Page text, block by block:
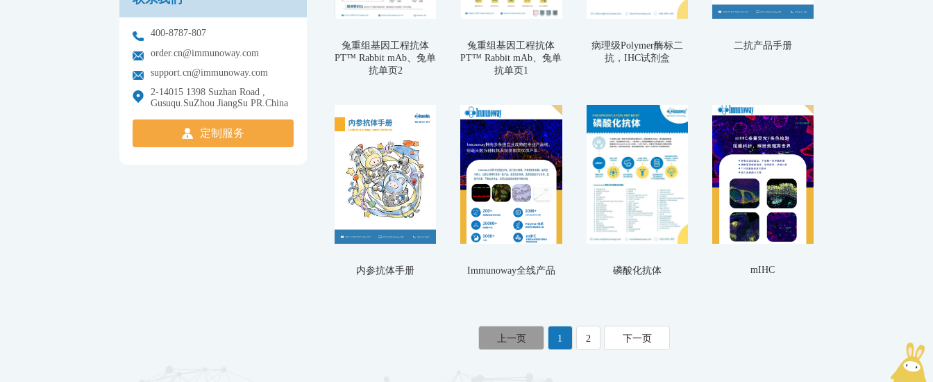
400-8787-807
order.cn@immunoway.com
support.cn@immunoway.com
2-14015 1398 Suzhan Road ,
Gusuqu.SuZhou JiangSu PR.China
定制服务
兔重组基因工程抗体
PT™ Rabbit mAb、兔单
抗单页2
兔重组基因工程抗体
PT™ Rabbit mAb、兔单
抗单页1
病理级Polymer酶标二
抗，IHC试剂盒
二抗产品手册
内参抗体手册 Immunoway全线产品 磷酸化抗体 mIHC
1 2